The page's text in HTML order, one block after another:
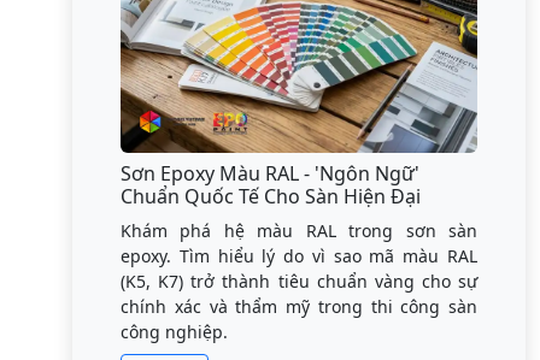
Sơn Epoxy Màu RAL - 'Ngôn Ngữ'
Chuẩn Quốc Tế Cho Sàn Hiện Đại
Khám phá hệ màu RAL trong sơn sàn
epoxy. Tìm hiểu lý do vì sao mã màu RAL
(K5, K7) trở thành tiêu chuẩn vàng cho sự
chính xác và thẩm mỹ trong thi công sàn
công nghiệp.